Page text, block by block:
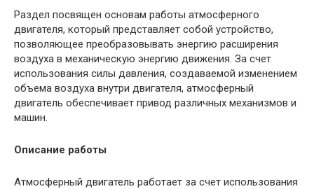
Раздел посвящен основам работы атмосферного
двигателя, который представляет собой устройство,
позволяющее преобразовывать энергию расширения
воздуха в механическую энергию движения. За счет
использования силы давления, создаваемой изменением
объема воздуха внутри двигателя, атмосферный
двигатель обеспечивает привод различных механизмов и
машин.
Описание работы
Атмосферный двигатель работает за счет использования